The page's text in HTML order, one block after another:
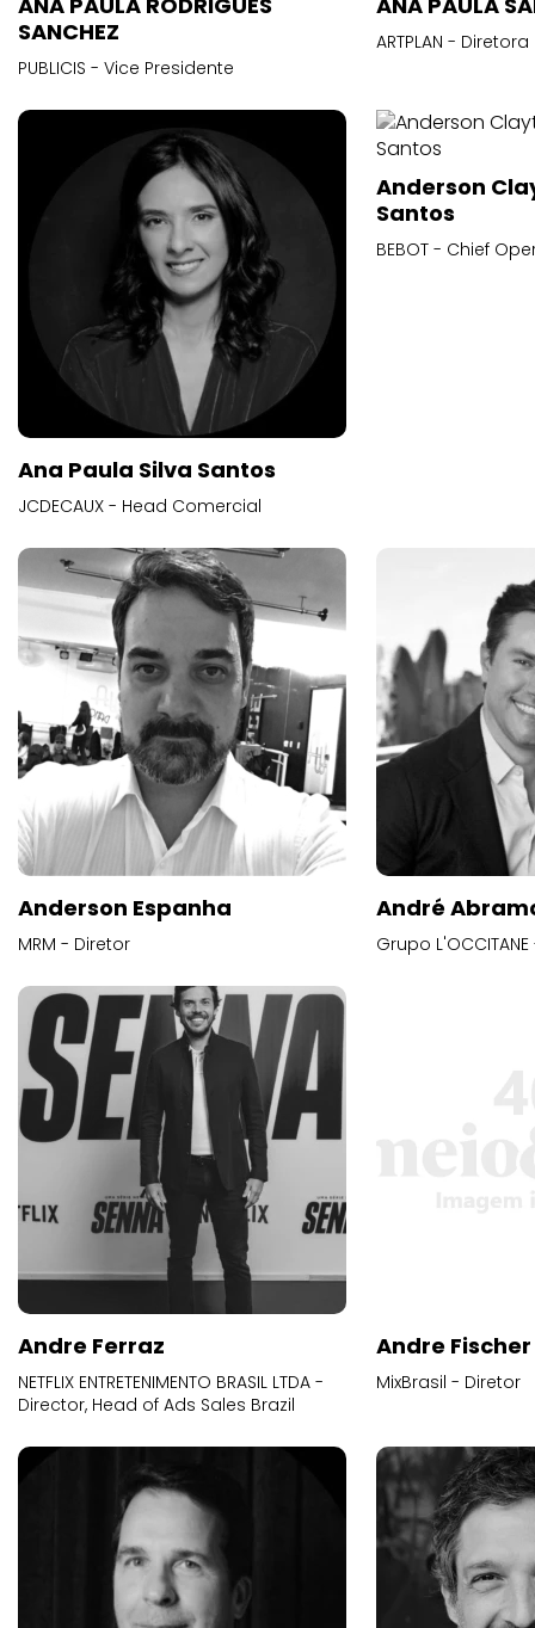
SANCHEZ
PUBLICIS - Vice Presidente
ARTPLAN -
Ana Paula Silva Santos
JCDECAUX - Head Comercial
Anderson
Santos
BEBOT - Chief
Anderson Espanha
MRM - Diretor
André
Grupo
Andre Ferraz
NETFLIX ENTRETENIMENTO BRASIL LTDA -
Director, Head of Ads Sales Brazil
Andre Fischer
MixBrasil - Diretor